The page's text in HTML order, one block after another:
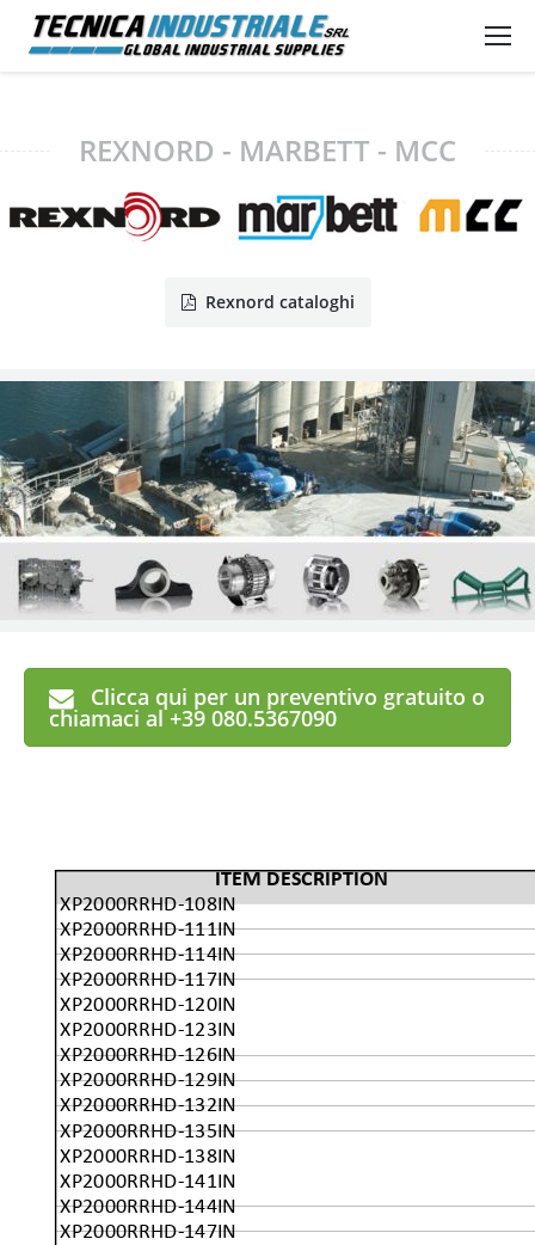
REXNORD - MARBETT - MCC
Rexnord cataloghi
Clicca qui per un preventivo gratuito o
chiamaci al +39 080.5367090
ITEM DESCRIPTION
XP2000RRHD-108IN
XP2000RRHD-111IN
XP2000RRHD-114IN
XP2000RRHD-117IN
XP2000RRHD-120IN
XP2000RRHD-123IN
XP2000RRHD-126IN
XP2000RRHD-129IN
XP2000RRHD-132IN
XP2000RRHD-135IN
XP2000RRHD-138IN
XP2000RRHD-141IN
XP2000RRHD-144IN
XP2000RRHD-147IN